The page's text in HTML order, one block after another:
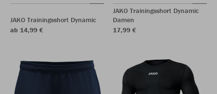
JAKO Trainingsshort Dynamic
ab 14,99 €
JAKO Trainingsshort Dynamic
Damen
17,99 €